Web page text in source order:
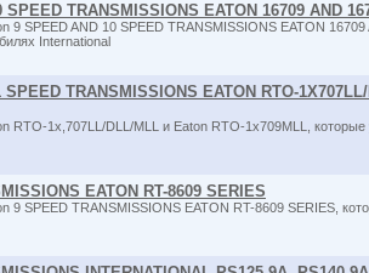
TRANSMISSIONS EATON 16709 AND
9 SPEED AND 10 SPEED TRANSMISSIONS EATON
International
SPEED TRANSMISSIONS EATON RTO-
RTO-1x,707LL/DLL/MLL и Eaton RTO-1x709MLL,
EATON RT-8609 SERIES
9 SPEED TRANSMISSIONS EATON RT-8609 SERIES,